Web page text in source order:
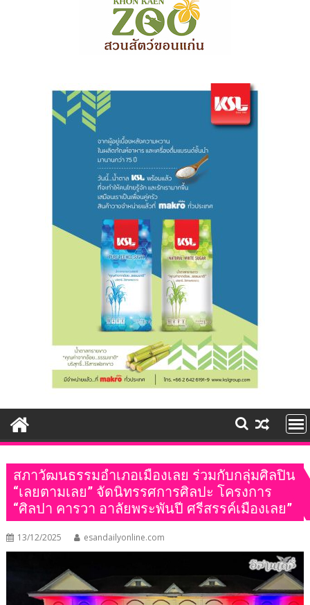
สภาวัฒนธรรมอำเภอเมืองเลย ร่วมกับกลุ่มศิลปิน
“เลยตามเลย” จัดนิทรรศการศิลปะ โครงการ
“ศิลปา คารวา อาลัยพระพันปี ศรีสรรค์เมืองเลย”
13/12/2025 esandailyonline.com